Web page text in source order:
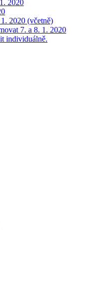
2020
2020 (včetně)
7. a 8. 1. 2020
individuálně.